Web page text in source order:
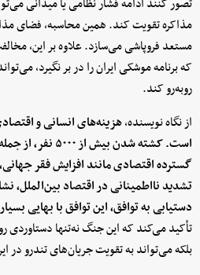
تصور کنند ادامه فشار نظامی یا میدانی
مذاکره تقویت کند. همین محاسبه، فضای
مستعد فروپاشی می‌سازد. علاوه بر این،
که برنامه موشکی ایران را در بر نگیرد،
روبه‌رو کند.
از نگاه نویسنده،هزینه‌های انسانی و
است. کشته شدن بیش
گسترده اقتصادی مانند افزایش فقر جهانی،
تشدید نااطمینانی در اقتصاد
دستیابی به توافق، این توافق با بهایی
تأکید می‌کند که این جنگ نه‌تنها دستاوردی
بلکه می‌تواند به تقویت جریان‌های تندرو در